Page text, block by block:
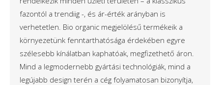
fazontól a trendiig -, és ár-érték arányban is
verhetetlen. Bio organic megjelölésű termékeik a
környezetünk fenntarthatósága érdekében egyre
szélesebb kínálatban kaphatóak, megfizethető áron.
Mind a legmodernebb gyártási technológiák, mind a
legújabb design terén a cég folyamatosan bizonyítja,